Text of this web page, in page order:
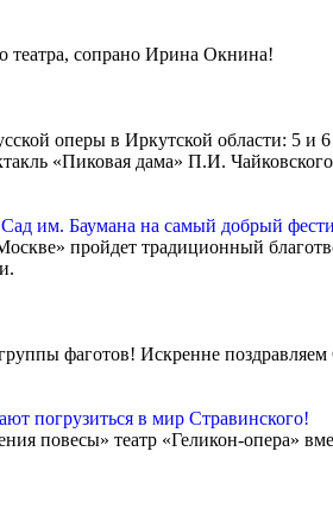
театра, сопрано Ирина Окнина!
оперы в Иркутской области: 5 и
«Пиковая дама» П.И.
им. Баумана на самый добрый
пройдет традиционный
фаготов! Искренне
погрузиться в мир Стравинского!
повесы» театр «Геликон-опера»